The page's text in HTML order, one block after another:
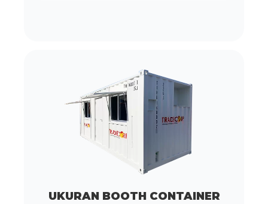
UKURAN BOOTH CONTAINER